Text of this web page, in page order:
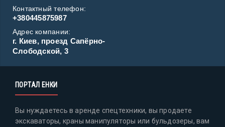
Контактный телефон:
+380445875987
Адрес компании:
г. Киев, проезд Сапёрно-
Слободской, 3
ПОРТАЛ ЕНКИ
Вы нуждаетесь в аренде спецтехники, вы продаете
экскаваторы, краны манипуляторы или бульдозеры, вам